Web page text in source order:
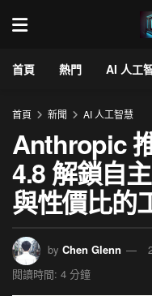
首頁 熱門 AI 人工
首頁 新聞 AI 人工智慧
Anthropic
4.8 解鎖自
與性價比的
by Chen Glenn
閱讀時間: 4 分鐘